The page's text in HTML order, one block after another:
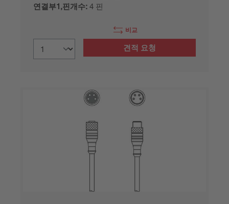
연결부1,핀개수: 4 핀
비교
견적 요청